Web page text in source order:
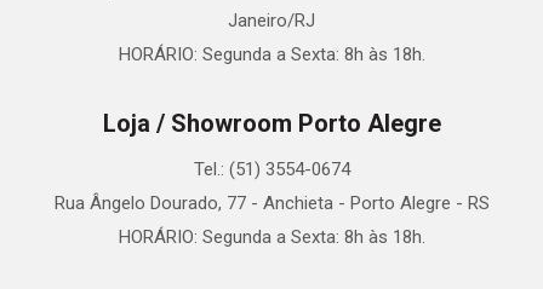
Janeiro/RJ
HORÁRIO: Segunda a Sexta: 8h às 18h.
Loja / Showroom Porto Alegre
Tel.: (51) 3554-0674
Rua Ângelo Dourado, 77 - Anchieta - Porto Alegre - RS
HORÁRIO: Segunda a Sexta: 8h às 18h.